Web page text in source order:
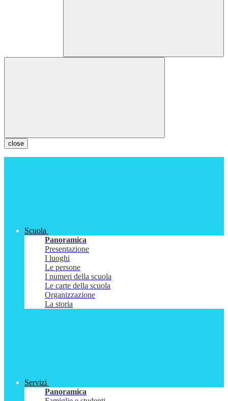
close
Scuola
Panoramica
Presentazione
I luoghi
Le persone
I numeri della scuola
Le carte della scuola
Organizzazione
La storia
Servizi
Panoramica